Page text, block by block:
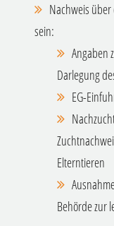
Nachweis über
sein:
Angaben
Darlegung
EG-
Elterntieren
Behörde zur